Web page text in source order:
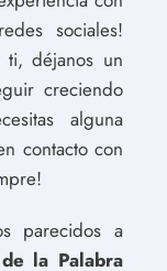
sociales!
ti, déjanos un
creciendo
alguna
contacto con
parecidos a
la Palabra